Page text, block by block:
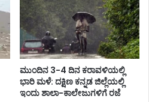
ಮುಂದಿನ 3-4 ದಿನ ಕರಾವಳಿಯಲ್ಲಿ
ಭಾರಿ ಮಳೆ: ದಕ್ಷಿಣ ಕನ್ನಡ ಜಿಲ್ಲೆಯಲ್ಲಿ
ಇಂದು ಶಾಲಾ-ಕಾಲೇಜುಗಳಿಗೆ ರಜೆ